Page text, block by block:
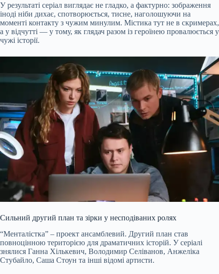
У результаті серіал виглядає не гладко, а фактурно: зображення
іноді ніби дихає, спотворюється, тисне, наголошуючи на
моменті контакту з чужим минулим. Містика тут не в скримерах,
а у відчутті — у тому, як глядач разом із героїнею провалюється у
чужі історії.
Сильний другий план та зірки у несподіваних ролях
“Менталістка” – проект ансамблевий. Другий план став
повноцінною територією для драматичних історій. У серіалі
знялися Ганна Хількевич, Володимир Селіванов, Анжеліка
Стубайло, Саша Стоун та інші відомі артисти.